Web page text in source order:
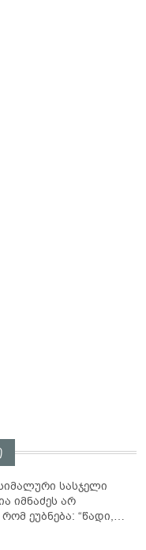
სასჯელი
იმნაძეს არ
ეუბნება: “წადი,
ჩვენ ვამბობთ,